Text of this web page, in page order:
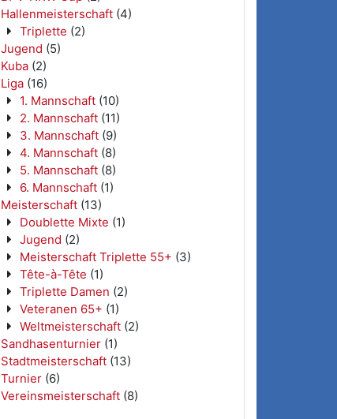
Hallenmeisterschaft (4)
Triplette (2)
Jugend (5)
Kuba (2)
Liga (16)
1. Mannschaft (10)
2. Mannschaft (11)
3. Mannschaft (9)
4. Mannschaft (8)
5. Mannschaft (8)
6. Mannschaft (1)
Meisterschaft (13)
Doublette Mixte (1)
Jugend (2)
Meisterschaft Triplette 55+ (3)
Tête-à-Tête (1)
Triplette Damen (2)
Veteranen 65+ (1)
Weltmeisterschaft (2)
Sandhasenturnier (1)
Stadtmeisterschaft (13)
Turnier (6)
Vereinsmeisterschaft (8)